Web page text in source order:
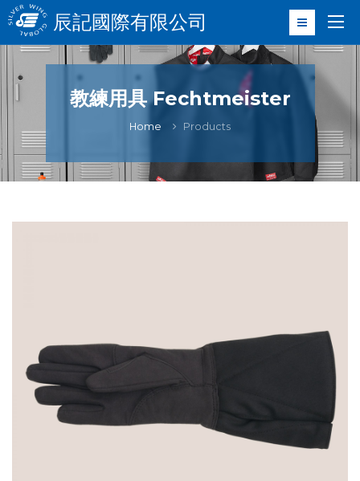
辰記國際有限公司
教練用具 Fechtmeister
Home Products